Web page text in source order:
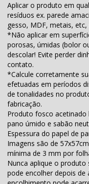
Aplicar o produto em
resíduos ex. parede
gesso, MDF, metais,
*Não aplicar em
porosas, úmidas (bolor
descolar! Evite perder
contato.
*Calcule corretamente
efetuadas em períodos
de tonalidades no
fabricação.
Produto fosco acetinado
pano úmido e sabão
Espessura do papel de
Imagens são de
mínima de 3 mm por
Nunca aplique o
pode encolher depois